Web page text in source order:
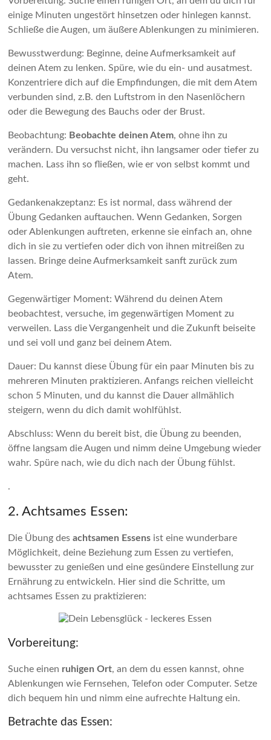
einige Minuten ungestört hinsetzen oder hinlegen kannst.
Schließe die Augen, um äußere Ablenkungen zu minimieren.
Bewusstwerdung: Beginne, deine Aufmerksamkeit auf
deinen Atem zu lenken. Spüre, wie du ein- und ausatmest.
Konzentriere dich auf die Empfindungen, die mit dem Atem
verbunden sind, z.B. den Luftstrom in den Nasenlöchern
oder die Bewegung des Bauchs oder der Brust.
Beobachtung: Beobachte deinen Atem, ohne ihn zu
verändern. Du versuchst nicht, ihn langsamer oder tiefer zu
machen. Lass ihn so fließen, wie er von selbst kommt und
geht.
Gedankenakzeptanz: Es ist normal, dass während der
Übung Gedanken auftauchen. Wenn Gedanken, Sorgen
oder Ablenkungen auftreten, erkenne sie einfach an, ohne
dich in sie zu vertiefen oder dich von ihnen mitreißen zu
lassen. Bringe deine Aufmerksamkeit sanft zurück zum
Atem.
Gegenwärtiger Moment: Während du deinen Atem
beobachtest, versuche, im gegenwärtigen Moment zu
verweilen. Lass die Vergangenheit und die Zukunft beiseite
und sei voll und ganz bei deinem Atem.
Dauer: Du kannst diese Übung für ein paar Minuten bis zu
mehreren Minuten praktizieren. Anfangs reichen vielleicht
schon 5 Minuten, und du kannst die Dauer allmählich
steigern, wenn du dich damit wohlfühlst.
Abschluss: Wenn du bereit bist, die Übung zu beenden,
öffne langsam die Augen und nimm deine Umgebung wieder
wahr. Spüre nach, wie du dich nach der Übung fühlst.
.
2. Achtsames Essen:
Die Übung desachtsamen Essens ist eine wunderbare
Möglichkeit, deine Beziehung zum Essen zu vertiefen,
bewusster zu genießen und eine gesündere Einstellung zur
Ernährung zu entwickeln. Hier sind die Schritte, um
achtsames Essen zu praktizieren:
Vorbereitung:
Suche einen ruhigen Ort, an dem du essen kannst, ohne
Ablenkungen wie Fernsehen, Telefon oder Computer. Setze
dich bequem hin und nimm eine aufrechte Haltung ein.
Betrachte das Essen: